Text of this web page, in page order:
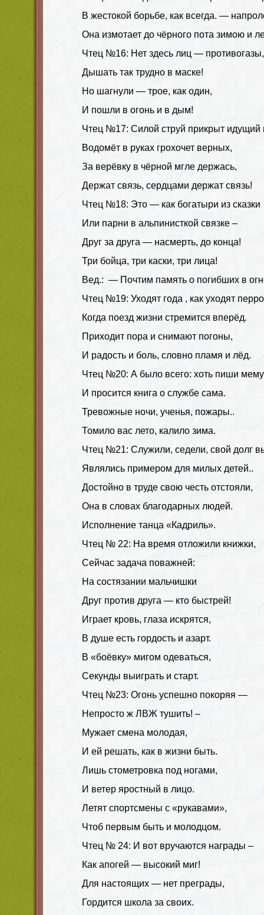
В жестокой борьбе, как всегда. —
Она измотает до чёрного пота зимою и
Чтец №16: Нет здесь лиц —
Дышать так трудно в маске!
Но шагнули — трое, как один,
И пошли в огонь и в дым!
Чтец №17: Силой струй прикрыт
Водомёт в руках грохочет верных,
За верёвку в чёрной мгле держась,
Держат связь, сердцами держат связь!
Чтец №18: Это — как богатыри из сказки
Или парни в альпинисткой связке –
Друг за друга — насмерть, до конца!
Три бойца, три каски, три лица!
Вед.: — Почтим память о погибших в
Чтец №19: Уходят года , как уходят
Когда поезд жизни стремится вперёд.
Приходит пора и снимают погоны,
И радость и боль, словно пламя и лёд.
Чтец №20: А было всего: хоть пиши
И просится книга о службе сама.
Тревожные ночи, ученья, пожары..
Томило вас лето, калило зима.
Чтец №21: Служили, седели, свой долг
Являлись примером для милых детей..
Достойно в труде свою честь отстояли,
Она в словах благодарных людей.
Исполнение танца «Кадриль».
Чтец № 22: На время отложили книжки,
Сейчас задача поважней:
На состязании мальчишки
Друг против друга — кто быстрей!
Играет кровь, глаза искрятся,
В душе есть гордость и азарт.
В «боёвку» мигом одеваться,
Секунды выиграть и старт.
Чтец №23: Огонь успешно покоряя —
Непросто ж ЛВЖ тушить! –
Мужает смена молодая,
И ей решать, как в жизни быть.
Лишь стометровка под ногами,
И ветер яростный в лицо.
Летят спортсмены с «рукавами»,
Чтоб первым быть и молодцом.
Чтец № 24: И вот вручаются награды –
Как апогей — высокий миг!
Для настоящих — нет преграды,
Гордится школа за своих.